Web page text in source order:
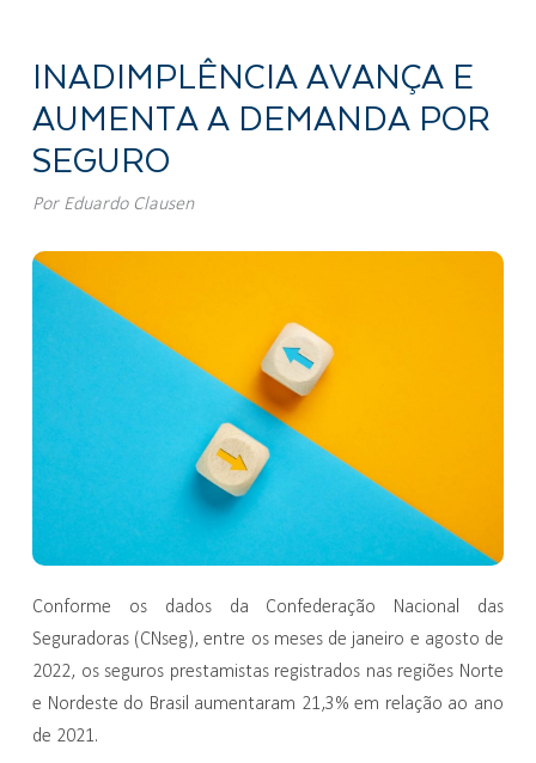
INADIMPLÊNCIA AVANÇA E
AUMENTA A DEMANDA POR
SEGURO
Por Eduardo Clausen
Conforme os dados da Confederação Nacional das
Seguradoras (CNseg), entre os meses de janeiro e agosto de
2022, os seguros prestamistas registrados nas regiões Norte
e Nordeste do Brasil aumentaram 21,3% em relação ao ano
de 2021.